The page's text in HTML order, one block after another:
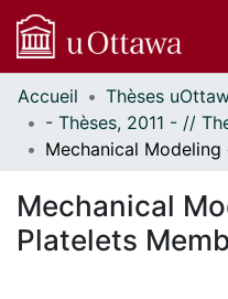
Communautés
et collections
Parcourir
À propos
Accueil
Mechanical
Platelets